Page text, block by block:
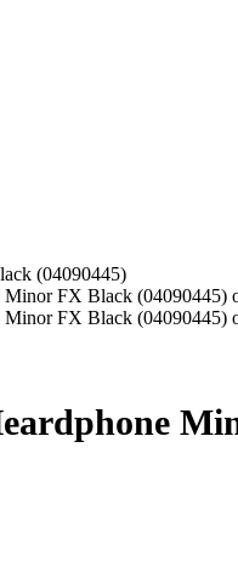
(04090445)